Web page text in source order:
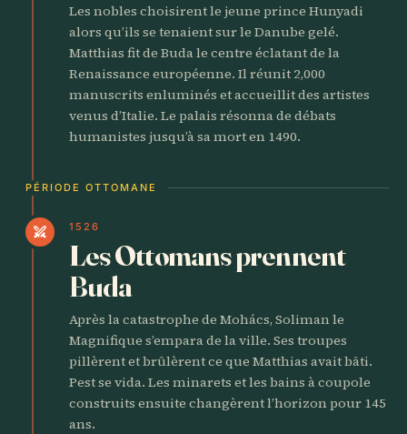
Les nobles choisirent le jeune prince Hunyadi
alors qu’ils se tenaient sur le Danube gelé.
Matthias fit de Buda le centre éclatant de la
Renaissance européenne. Il réunit 2,000
manuscrits enluminés et accueillit des artistes
venus d’Italie. Le palais résonna de débats
humanistes jusqu’à sa mort en 1490.
PÉRIODE OTTOMANE
swords 1526
Les Ottomans prennent
Buda
Après la catastrophe de Mohács, Soliman le
Magnifique s’empara de la ville. Ses troupes
pillèrent et brûlèrent ce que Matthias avait bâti.
Pest se vida. Les minarets et les bains à coupole
construits ensuite changèrent l’horizon pour 145
ans.